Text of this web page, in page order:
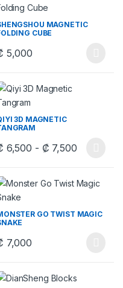
Las opciones se
MAGNETIC
CUBE
5,000
producto tiene múltiples
Las opciones se
3D MAGNETIC
6,500 - ₡ 7,500Rango
producto tiene múltiples
Las opciones se
GO TWIST MAGIC
7,000
producto tiene múltiples